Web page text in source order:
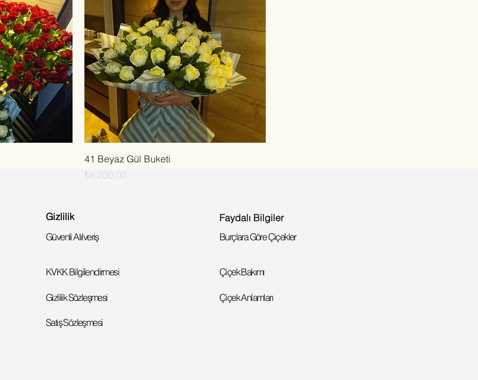
Hızlı Bakış
41 Beyaz Gül Buketi
Fiyat
₺8.200,00
Gizlilik
Güvenli Alılveriş
KVKK Bilgilendirmesi
Gizlilik Sözleşmesi
Faydalı Bilgiler
Burçlara Göre Çiçekler
Çiçek Bakımı
Çiçek Anlamları
Satış Sözleşmesi